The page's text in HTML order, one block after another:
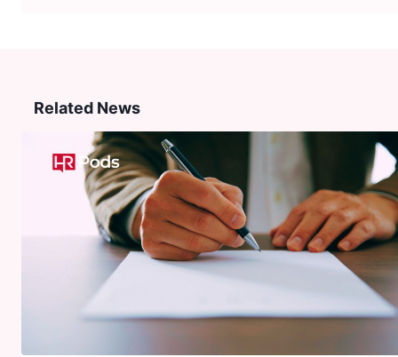
Related News